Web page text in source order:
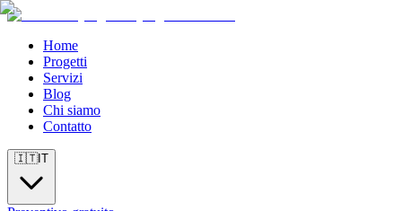
Home
Progetti
Servizi
Blog
Chi siamo
Contatto
🇮🇹IT